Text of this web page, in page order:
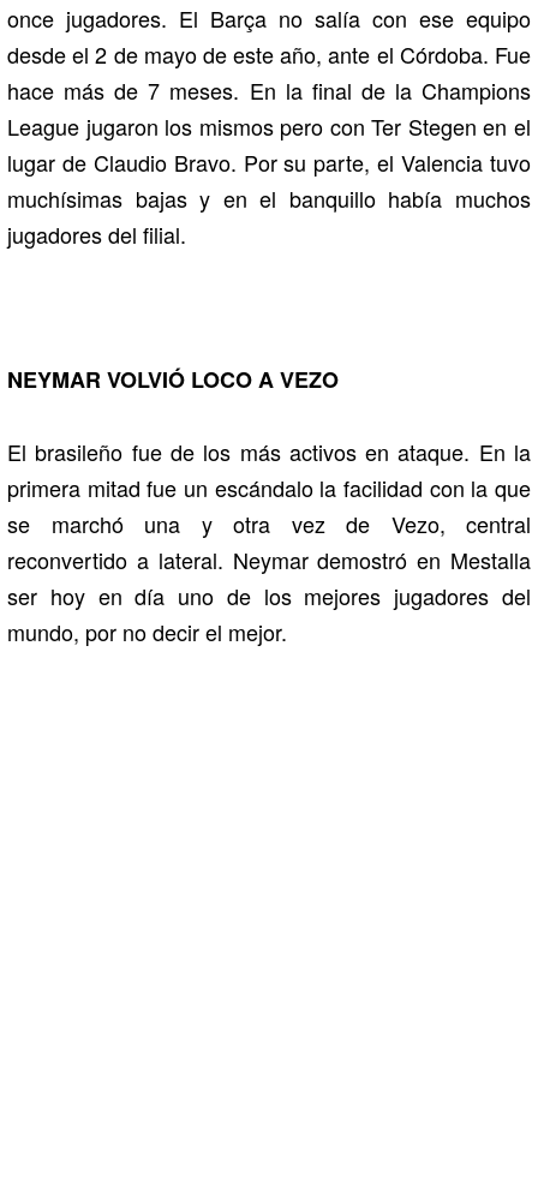
once jugadores. El Barça no salía con ese equipo
desde el 2 de mayo de este año, ante el Córdoba. Fue
hace más de 7 meses. En la final de la Champions
League jugaron los mismos pero con Ter Stegen en el
lugar de Claudio Bravo. Por su parte, el Valencia tuvo
muchísimas bajas y en el banquillo había muchos
jugadores del filial.
NEYMAR VOLVIÓ LOCO A VEZO
El brasileño fue de los más activos en ataque. En la
primera mitad fue un escándalo la facilidad con la que
se marchó una y otra vez de Vezo, central
reconvertido a lateral. Neymar demostró en Mestalla
ser hoy en día uno de los mejores jugadores del
mundo, por no decir el mejor.